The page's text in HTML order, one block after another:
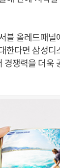
블 올레드패
한다면 삼성
경쟁력을 더욱